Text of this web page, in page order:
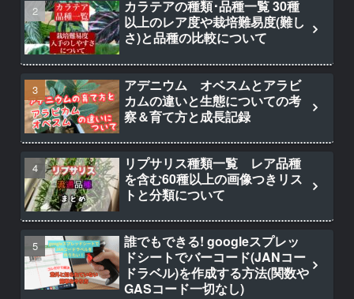
カラテアの種類･品種一覧 30種
以上のレア度や栽培難易度(難し
さ)と品種の比較について
アデニウム オベスムとアラビ
カムの違いと生態についての考
察＆育て方と成長記録
リプサリス種類一覧 レア品種
を含む60種以上の画像つきリス
トと分類について
誰でもできる! googleスプレッ
ドシートでバーコード(JANコー
ドラベル)を作成する方法(関数や
GASコード一切なし)